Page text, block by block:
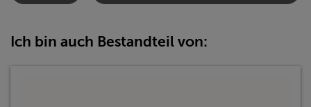
Ich bin auch Bestandteil von: